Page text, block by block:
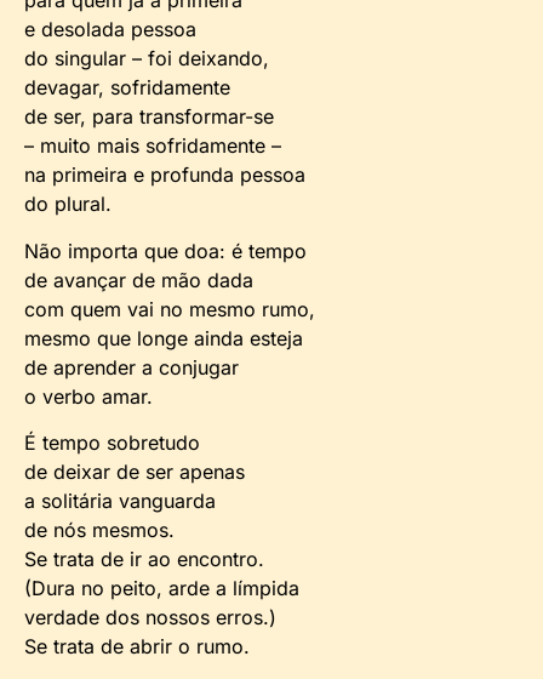
e desolada pessoa
do singular – foi deixando,
devagar, sofridamente
de ser, para transformar-se
– muito mais sofridamente –
na primeira e profunda pessoa
do plural.
Não importa que doa: é tempo
de avançar de mão dada
com quem vai no mesmo rumo,
mesmo que longe ainda esteja
de aprender a conjugar
o verbo amar.
É tempo sobretudo
de deixar de ser apenas
a solitária vanguarda
de nós mesmos.
Se trata de ir ao encontro.
(Dura no peito, arde a límpida
verdade dos nossos erros.)
Se trata de abrir o rumo.